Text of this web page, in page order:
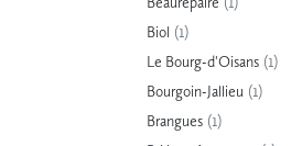
Biol (1)
Le Bourg-d'Oisans (1)
Bourgoin-Jallieu (1)
Brangues (1)